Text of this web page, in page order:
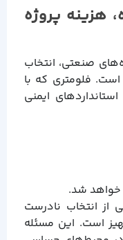
هزینه پروژه
صنعتی، انتخاب
فلومتری که با
ایمنی
خواهد شد.
از انتخاب نادرست
است. این مسئله